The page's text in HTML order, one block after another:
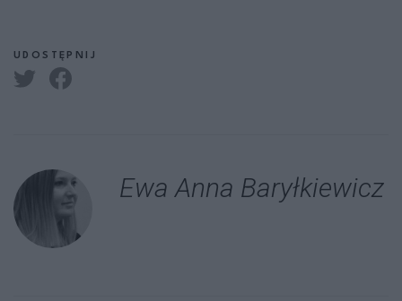
UDOSTĘPNIJ
Ewa Anna Baryłkiewicz